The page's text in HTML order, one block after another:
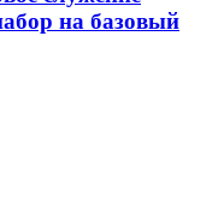
на базовый